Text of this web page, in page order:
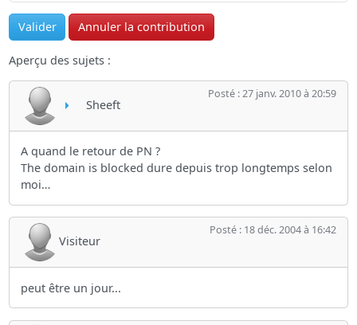
Aperçu des sujets :
Sheeft
Posté : 27 janv. 2010 à 20:59
A quand le retour de PN ?
The domain is blocked dure depuis trop longtemps selon
moi…
Visiteur
Posté : 18 déc. 2004 à 16:42
peut être un jour...